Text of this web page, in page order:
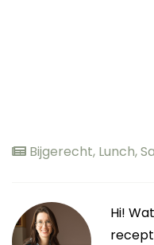
Bijgerecht, Lunch,
Hi!